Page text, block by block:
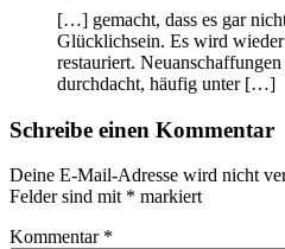
[…] gemacht, dass es gar
Glücklichsein. Es wird
restauriert.
durchdacht, häufig unter […]
Schreibe einen Kommentar
Deine E-Mail-Adresse wird nicht
Felder sind mit * markiert
Kommentar *